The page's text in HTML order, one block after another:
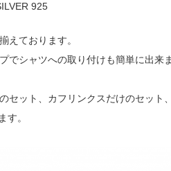
925
えております。
でシャツへの取り付けも簡単に出来ま
セット、カフリンクスだけのセット
す。